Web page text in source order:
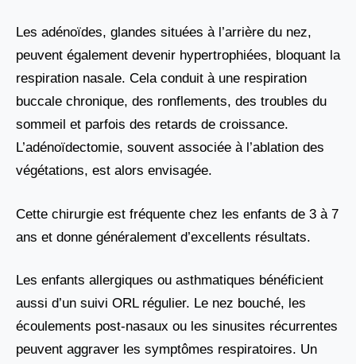
Les adénoïdes, glandes situées à l’arrière du nez,
peuvent également devenir hypertrophiées, bloquant la
respiration nasale. Cela conduit à une respiration
buccale chronique, des ronflements, des troubles du
sommeil et parfois des retards de croissance.
L’adénoïdectomie, souvent associée à l’ablation des
végétations, est alors envisagée.
Cette chirurgie est fréquente chez les enfants de 3 à 7
ans et donne généralement d’excellents résultats.
Les enfants allergiques ou asthmatiques bénéficient
aussi d’un suivi ORL régulier. Le nez bouché, les
écoulements post-nasaux ou les sinusites récurrentes
peuvent aggraver les symptômes respiratoires. Un